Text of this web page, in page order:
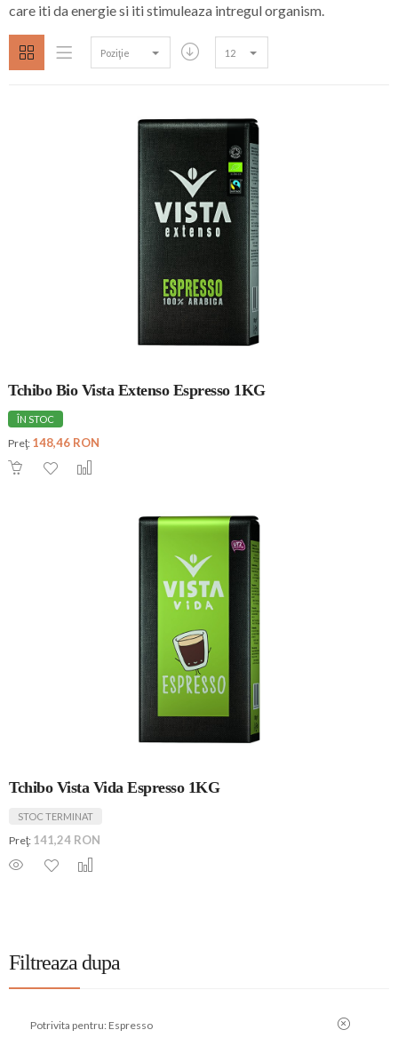
care iti da energie si iti stimuleaza intregul organism.
12
Poziţie
Tchibo Bio Vista Extenso Espresso 1KG
ÎN STOC
Preţ: 148,46 RON
Tchibo Vista Vida Espresso 1KG
STOC TERMINAT
Preţ: 141,24 RON
Filtreaza dupa
Potrivita pentru: Espresso